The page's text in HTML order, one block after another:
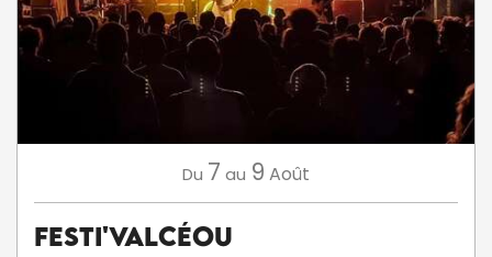
Du 7 au 9 Août
Festi'ValCéou